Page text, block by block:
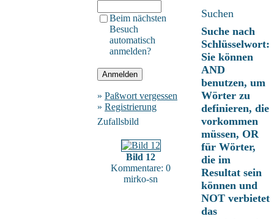
Beim nächsten
Besuch
automatisch
anmelden?
» Paßwort vergessen
» Registrierung
Zufallsbild
Bild 12
Kommentare: 0
mirko-sn
Suchen
Suche nach
Schlüsselwort:
Sie können
AND
benutzen, um
Wörter zu
definieren, die
vorkommen
müssen, OR
für Wörter,
die im
Resultat sein
können und
NOT verbietet
das